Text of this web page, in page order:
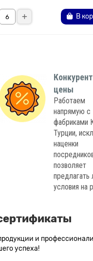
В
цены
Работаем
напрямую с
фабриками
Турции,
наценки
позволяет
предлагать
условия на
и
успеха!